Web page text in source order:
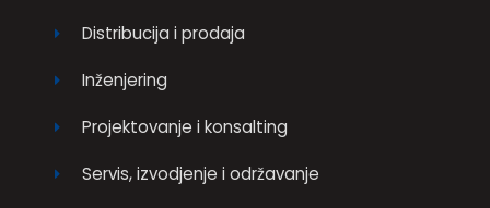
Distribucija i prodaja
Inženjering
Projektovanje i konsalting
Servis, izvodjenje i održavanje